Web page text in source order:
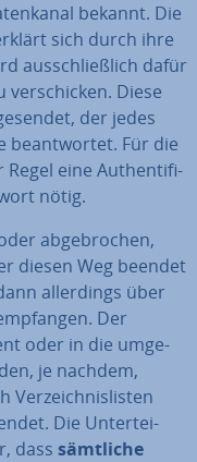
bekannt. Die
sich durch ihre
aus­schließ­lich dafür
ver­schi­cken. Diese
der jedes
be­ant­wor­tet. Für die
Regel eine Au­then­ti­fi­
nötig.
ab­ge­bro­chen,
diesen Weg beendet
al­ler­dings über
Der
oder in die um­ge­
je nachdem,
Ver­zeich­nis­lis­ten
Die Un­ter­tei­
dass sämtliche